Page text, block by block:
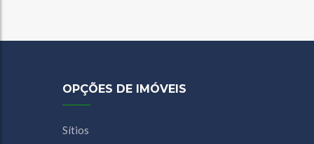
OPÇÕES DE IMÓVEIS
Sítios